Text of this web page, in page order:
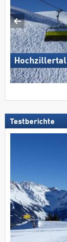
Hochzillertal
Testberichte